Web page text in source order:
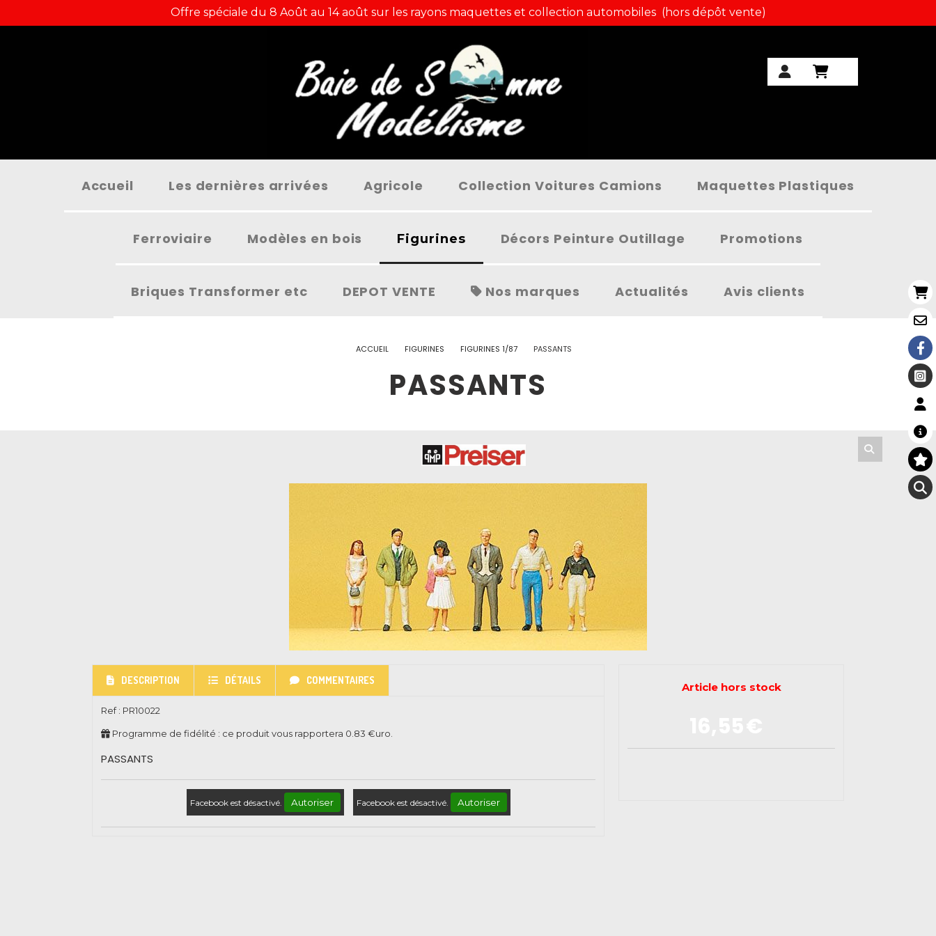
Offre spéciale du 8 Août au 14 août sur les rayons maquettes et collection automobiles (hors dépôt vente)
Accueil Les dernières arrivées Agricole Collection Voitures Camions Maquettes Plastiques
Ferroviaire Modèles en bois Figurines Décors Peinture Outillage Promotions
Briques Transformer etc DEPOT VENTE Nos marques Actualités Avis clients
ACCUEIL FIGURINES FIGURINES 1/87 PASSANTS
PASSANTS
Article hors stock
DESCRIPTION DÉTAILS COMMENTAIRES
Ref : PR10022
Programme de fidélité : ce produit vous rapportera 0.83 €uro.
PASSANTS
Facebook est désactivé. Autoriser Facebook est désactivé. Autoriser